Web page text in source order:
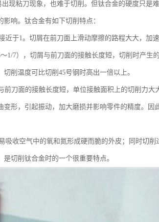
现粘刀现象，也难于切削。但钛合金的硬度只是
响。钛合金有如下切削特点：
于1。切屑在前刀面上滑动摩擦的路程大大，加速
1/7），切屑与前刀面的接触长度短，切削时产生
削温度可比切削45号钢时高出一倍以上。
刀面的接触长度短，单位接触面积上的切削力大
形，引起振动，加大磨损并影响零件的精度。因
收空气中的氧和氮形成硬而脆的外皮；同时切
切削钛合金时的一个很重要特点。